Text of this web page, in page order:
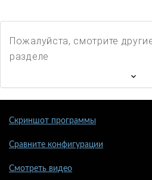
Пожалуйста, смотрите
разделе
Скриншот программы
Сравните конфигурации
Смотреть видео